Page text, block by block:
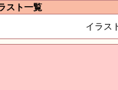
スト一覧
イラス